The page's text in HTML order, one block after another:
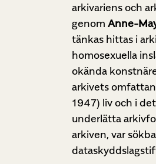
arkivariens och
genom Anne-
tänkas hittas i
homosexuella
okända
arkivets
1947) liv och i
underlätta
arkiven, var